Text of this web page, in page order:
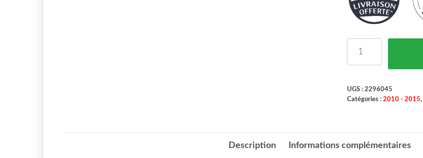
UGS : 2296045
Catégories : 2010 - 2015,
Description Informations complémentaires